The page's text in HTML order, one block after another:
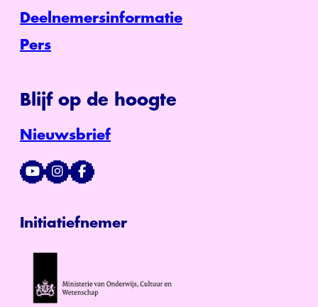
Deelnemersinformatie
Pers
Blijf op de hoogte
Nieuwsbrief
Initiatiefnemer